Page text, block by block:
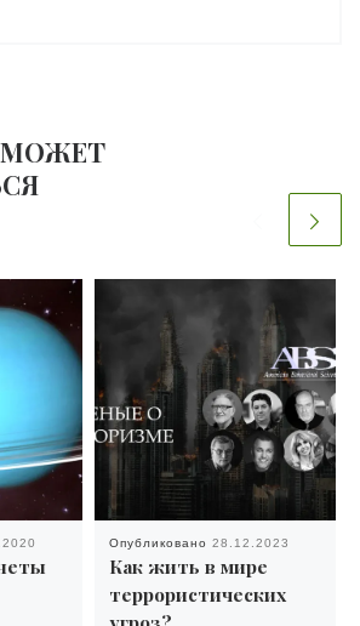
МОЖЕТ
Опубликовано 28.12.2023
Как жить в мире
террористических